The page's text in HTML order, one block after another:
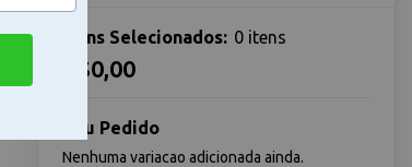
Itens Selecionados: 0 itens
R$0,00
Seu Pedido
Nenhuma variacao adicionada ainda.